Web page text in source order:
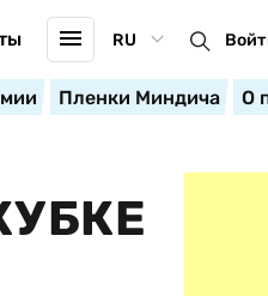
RU
Пленки Миндича О